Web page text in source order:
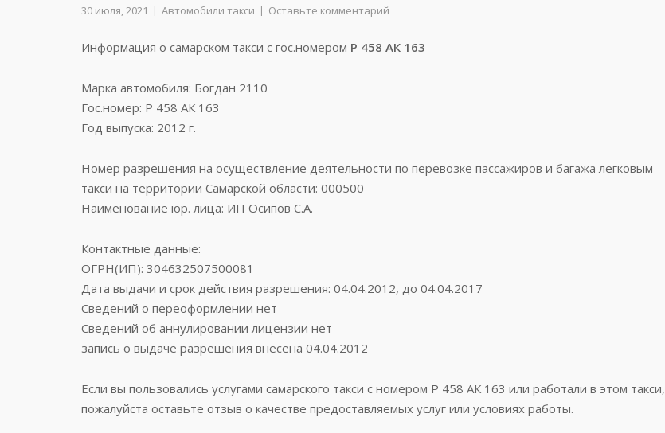
30 июля, 2021 Автомобили такси Оставьте комментарий
Информация о самарском такси с гос.номером Р 458 АК 163
Марка автомобиля: Богдан 2110
Гос.номер: Р 458 АК 163
Год выпуска: 2012 г.
Номер разрешения на осуществление деятельности по перевозке пассажиров и багажа легковым
такси на территории Самарской области: 000500
Наименование юр. лица: ИП Осипов С.А.
Контактные данные:
ОГРН(ИП): 304632507500081
Дата выдачи и срок действия разрешения: 04.04.2012, до 04.04.2017
Сведений о переоформлении нет
Сведений об аннулировании лицензии нет
запись о выдаче разрешения внесена 04.04.2012
Если вы пользовались услугами самарского такси с номером Р 458 АК 163 или работали в этом такси,
пожалуйста оставьте отзыв о качестве предоставляемых услуг или условиях работы.